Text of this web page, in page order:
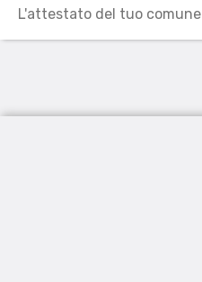
L'attestato del tuo comune